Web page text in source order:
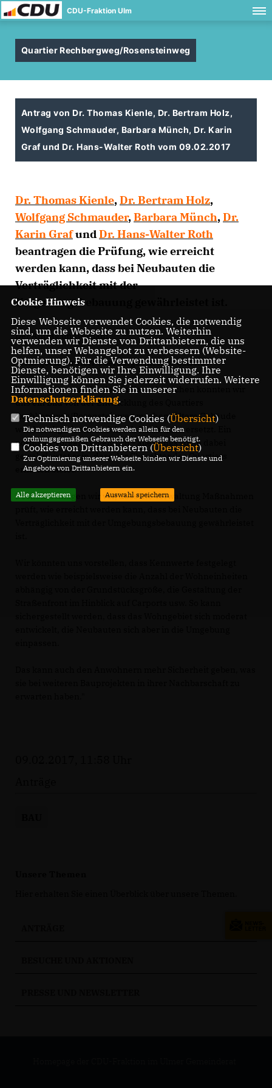
CDU-Fraktion Ulm
Quartier Rechbergweg/Rosensteinweg
Antrag von Dr. Thomas Kienle, Dr. Bertram Holz,
Wolfgang Schmauder, Barbara Münch, Dr. Karin
Graf und Dr. Hans-Walter Roth vom 09.02.2017
Dr. Thomas Kienle,Dr. Bertram Holz,
Wolfgang Schmauder,Barbara Münch,Dr.
Karin GrafundDr. Hans-Walter Roth
beantragen die Prüfung, wie erreicht
werden kann, dass bei Neubauten die
Verträglichkeit mit der
Umgebungsbebauung gewährleistet ist.
Der Antrag im Wortlaut:
"Sehr geehrter Herr Oberbürgermeister Czisch,
im Laufe von verschiedenen Vorortbesuchen konnten wir
uns ein Bild von der Entwicklung des Quartiers
Rechbergweg/Rosensteinweg machen. Ältere Gebäude
werden abgerissen und durch Neubauten ersetzt. Ein
normaler Vorgang eigentlich - allerdings sollte dabei
gewährleistet sein, dass der Charakter des Quartiers
erhalten bleibt.
Deshalb schlagen wir vor, dass die Verwaltung Maßnahmen
Cookie Hinweis
Diese Webseite verwendet Cookies, die notwendig
sind, um die Webseite zu nutzen. Weiterhin
verwenden wir Dienste von Drittanbietern, die uns
helfen, unser Webangebot zu verbessern (Website-
Optmierung). Für die Verwendung bestimmter
Dienste, benötigen wir Ihre Einwilligung. Ihre
Einwilligung können Sie jederzeit widerrufen. Weitere
Informationen finden Sie in unserer
Datenschutzerklärung.
Technisch notwendige Cookies (Übersicht)
Die notwendigen Cookies werden allein für den
ordnungsgemäßen Gebrauch der Webseite benötigt.
Cookies von Drittanbietern (Übersicht)
Zur Optimierung unserer Webseite binden wir Dienste und
Angebote von Drittanbietern ein.
Alle akzeptieren Auswahl speichern